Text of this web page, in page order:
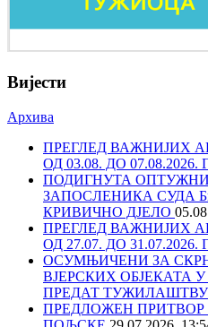
Вијести
Архива
ПРЕГЛЕД ВАЖНИЈИХ
ОД 03.08. ДО
ПОДИГНУТА
ЗАПОСЛЕНИКА СУДА
КРИВИЧНО ДЈЕЛО
ПРЕГЛЕД ВАЖНИЈИХ
ОД 27.07. ДО
ОСУМЊИЧЕНИ ЗА
ВЈЕРСКИХ ОБЈЕКАТА
ПРЕДАТ
ПРЕДЛОЖЕН